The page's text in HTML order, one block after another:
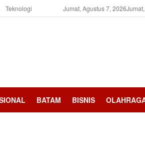
Teknologi Jumat, Agustus 7, 2026
BATAM BISNIS